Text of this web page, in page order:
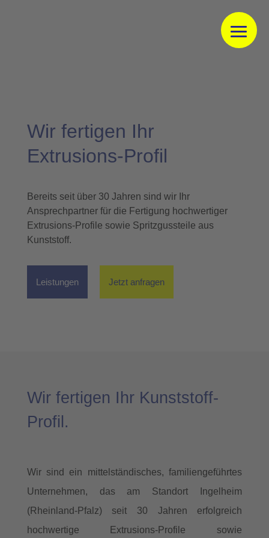
Wir fertigen Ihr
Extrusions-Profil
Bereits seit über 30 Jahren sind wir Ihr
Ansprechpartner für die Fertigung hochwertiger
Extrusions-Profile sowie Spritzgussteile aus
Kunststoff.
Leistungen Jetzt anfragen
Wir fertigen Ihr Kunststoff-
Profil.
Wir sind ein mittelständisches, familiengeführtes
Unternehmen, das am Standort Ingelheim
(Rheinland-Pfalz) seit 30 Jahren erfolgreich
hochwertige Extrusions-Profile sowie